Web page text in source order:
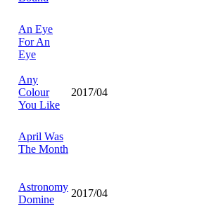
An Eye
For An
Eye
Any
Colour
You Like
2017/04
April Was
The Month
Astronomy
Domine
2017/04